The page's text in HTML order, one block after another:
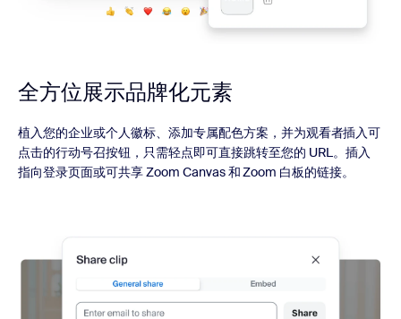
全方位展示品牌化元素
植入您的企业或个人徽标、添加专属配色方案，并为观看者插入可
点击的行动号召按钮，只需轻点即可直接跳转至您的 URL。插入
指向登录页面或可共享 Zoom Canvas 和 Zoom 白板的链接。